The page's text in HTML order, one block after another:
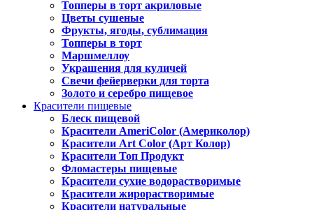
Топперы в торт акриловые
Цветы сушеные
Фрукты, ягоды, сублимация
Топперы в торт
Маршмеллоу
Украшения для куличей
Свечи фейерверки для торта
Золото и серебро пищевое
Красители пищевые
Блеск пищевой
Красители AmeriColor (Америколор)
Красители Art Color (Арт Колор)
Красители Топ Продукт
Фломастеры пищевые
Красители сухие водорастворимые
Красители жирорастворимые
Красители натуральные